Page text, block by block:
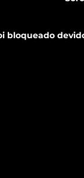
bloqueado